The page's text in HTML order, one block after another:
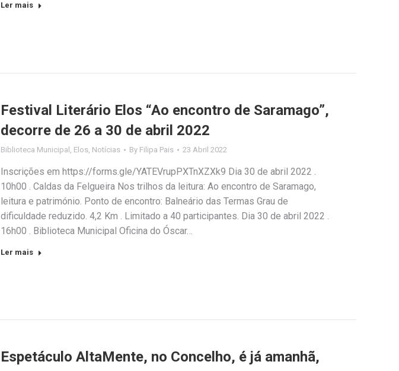
Ler mais
Festival Literário Elos “Ao encontro de Saramago”,
decorre de 26 a 30 de abril 2022
Biblioteca Municipal Elos Notícias By Filipa Pais 23 Abril 2022
Inscrições em https://forms.gle/YATEVrupPXTnXZXk9 Dia 30 de abril 2022 .
10h00 . Caldas da Felgueira Nos trilhos da leitura: Ao encontro de Saramago,
leitura e património. Ponto de encontro: Balneário das Termas Grau de
dificuldade reduzido. 4,2 Km . Limitado a 40 participantes. Dia 30 de abril 2022 .
16h00 . Biblioteca Municipal Oficina do Óscar…
Ler mais
Espetáculo AltaMente, no Concelho, é já amanhã,